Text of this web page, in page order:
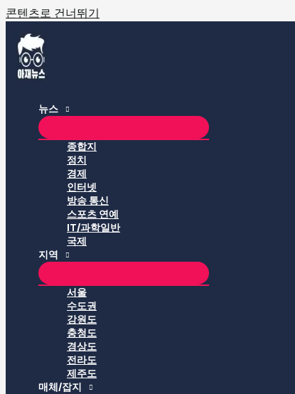
콘텐츠로 건너뛰기
뉴스
종합지
정치
경제
인터넷
방송 통신
스포츠 연예
IT/과학일반
국제
지역
서울
수도권
강원도
충청도
경상도
전라도
제주도
매체/잡지